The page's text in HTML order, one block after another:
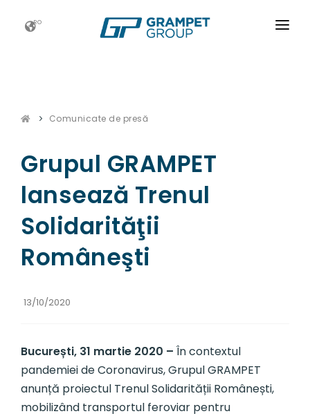
RO
NOUTATI
ESG
CONTACT
Comunicate de presă
Grupul GRAMPET
lansează Trenul
Solidarităţii
Româneşti
13/10/2020
București, 31 martie 2020 – În contextul
pandemiei de Coronavirus, Grupul GRAMPET
anunță proiectul Trenul Solidarității Românești,
mobilizând transportul feroviar pentru